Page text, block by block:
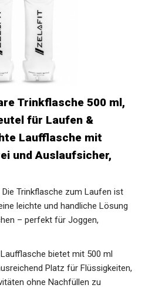
Trinkflasche 500 ml,
für Laufen &
Laufflasche mit
und Auslaufsicher,
Trinkflasche zum Laufen ist
leichte und handliche Lösung
– perfekt für Joggen,
bietet mit 500 ml
Platz für Flüssigkeiten,
ohne Nachfüllen zu